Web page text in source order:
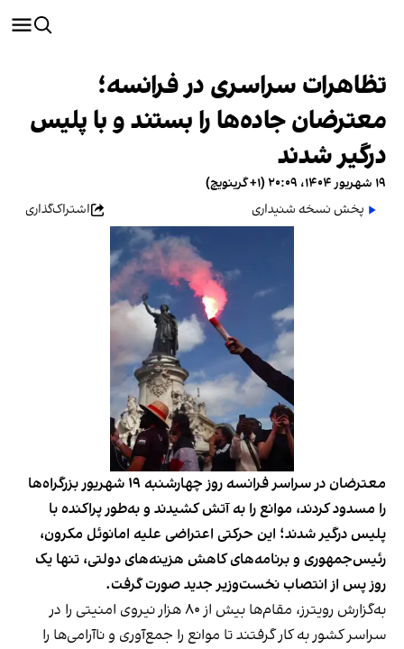
تظاهرات سراسری در فرانسه؛
معترضان جاده‌ها را بستند و با پلیس
درگیر شدند
۱۹ شهریور ۱۴۰۴، ۲۰:۰۹ (‎+۱ گرینویچ)
پخش نسخه شنیداری
اشتراک‌گذاری
معترضان در سراسر فرانسه روز چهارشنبه ۱۹ شهریور بزرگراه‌ها
را مسدود کردند، موانع را به آتش کشیدند و به‌طور پراکنده با
پلیس درگیر شدند؛ این حرکتی اعتراضی علیه امانوئل مکرون،
رئیس‌جمهوری و برنامه‌های کاهش هزینه‌های دولتی، تنها یک
روز پس از انتصاب نخست‌وزیر جدید صورت گرفت.
به‎‌گزارش رویترز، مقام‌ها بیش از ۸۰ هزار نیروی امنیتی را در
سراسر کشور به کار گرفتند تا موانع را جمع‌آوری و ناآرامی‌ها را